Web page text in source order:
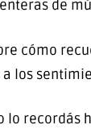
enteras de
cómo
los
lo recordás